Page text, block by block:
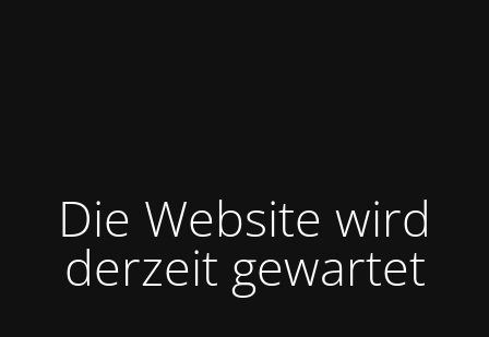
Die Website wird
derzeit gewartet